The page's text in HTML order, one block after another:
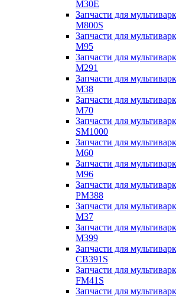
M30E
Запчасти для
M800S
Запчасти для
M95
Запчасти для
M291
Запчасти для
M38
Запчасти для
M70
Запчасти для
SM1000
Запчасти для
M60
Запчасти для
M96
Запчасти для
PM388
Запчасти для
M37
Запчасти для
M399
Запчасти для
CB391S
Запчасти для
FM41S
Запчасти для